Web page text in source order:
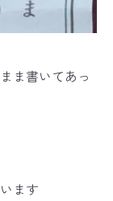
ま書いてあっ
ます